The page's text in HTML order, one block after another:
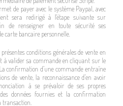
de payer avec le système Paypal, avec
sera redirigé à l'étape suivante sur
de renseigner en toute sécurité ses
carte bancaire personnelle.
conditions générales de vente en
à valider sa commande en cliquant sur le
confirmation d’une commande entraîne
de vente, la reconnaissance d’en avoir
à se prévaloir de ses propres
des données fournies et la confirmation
transaction.